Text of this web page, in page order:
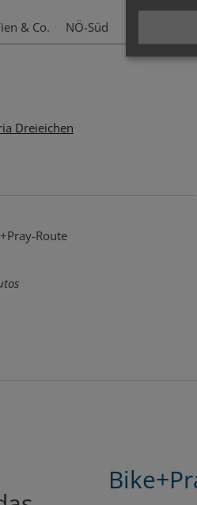
& Co. NÖ-Süd
Dreieichen
Route